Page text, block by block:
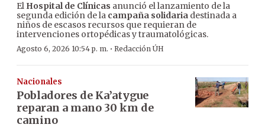
El Hospital de Clínicas anunció el lanzamiento de la
segunda edición de la campaña solidaria destinada a
niños de escasos recursos que requieran de
intervenciones ortopédicas y traumatológicas.
Agosto 6, 2026 10:54 p. m. · Redacción ÚH
Nacionales
Pobladores de Ka’atygue
reparan a mano 30 km de
camino